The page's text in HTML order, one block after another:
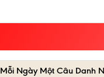
Mỗi Ngày Một Câu Danh